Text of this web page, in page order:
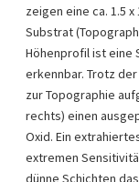
zeigen eine ca. 1.5
Substrat
Höhenprofil ist eine
erkennbar. Trotz
zur Topographie
rechts) einen
Oxid. Ein
extremen
dünne Schichten